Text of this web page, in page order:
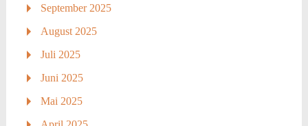
September 2025
August 2025
Juli 2025
Juni 2025
Mai 2025